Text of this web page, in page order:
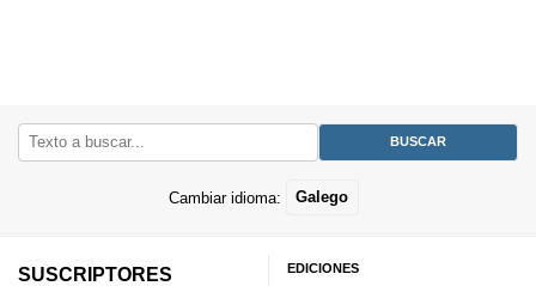
Cambiar idioma: Galego
SUSCRIPTORES
EDICIONES